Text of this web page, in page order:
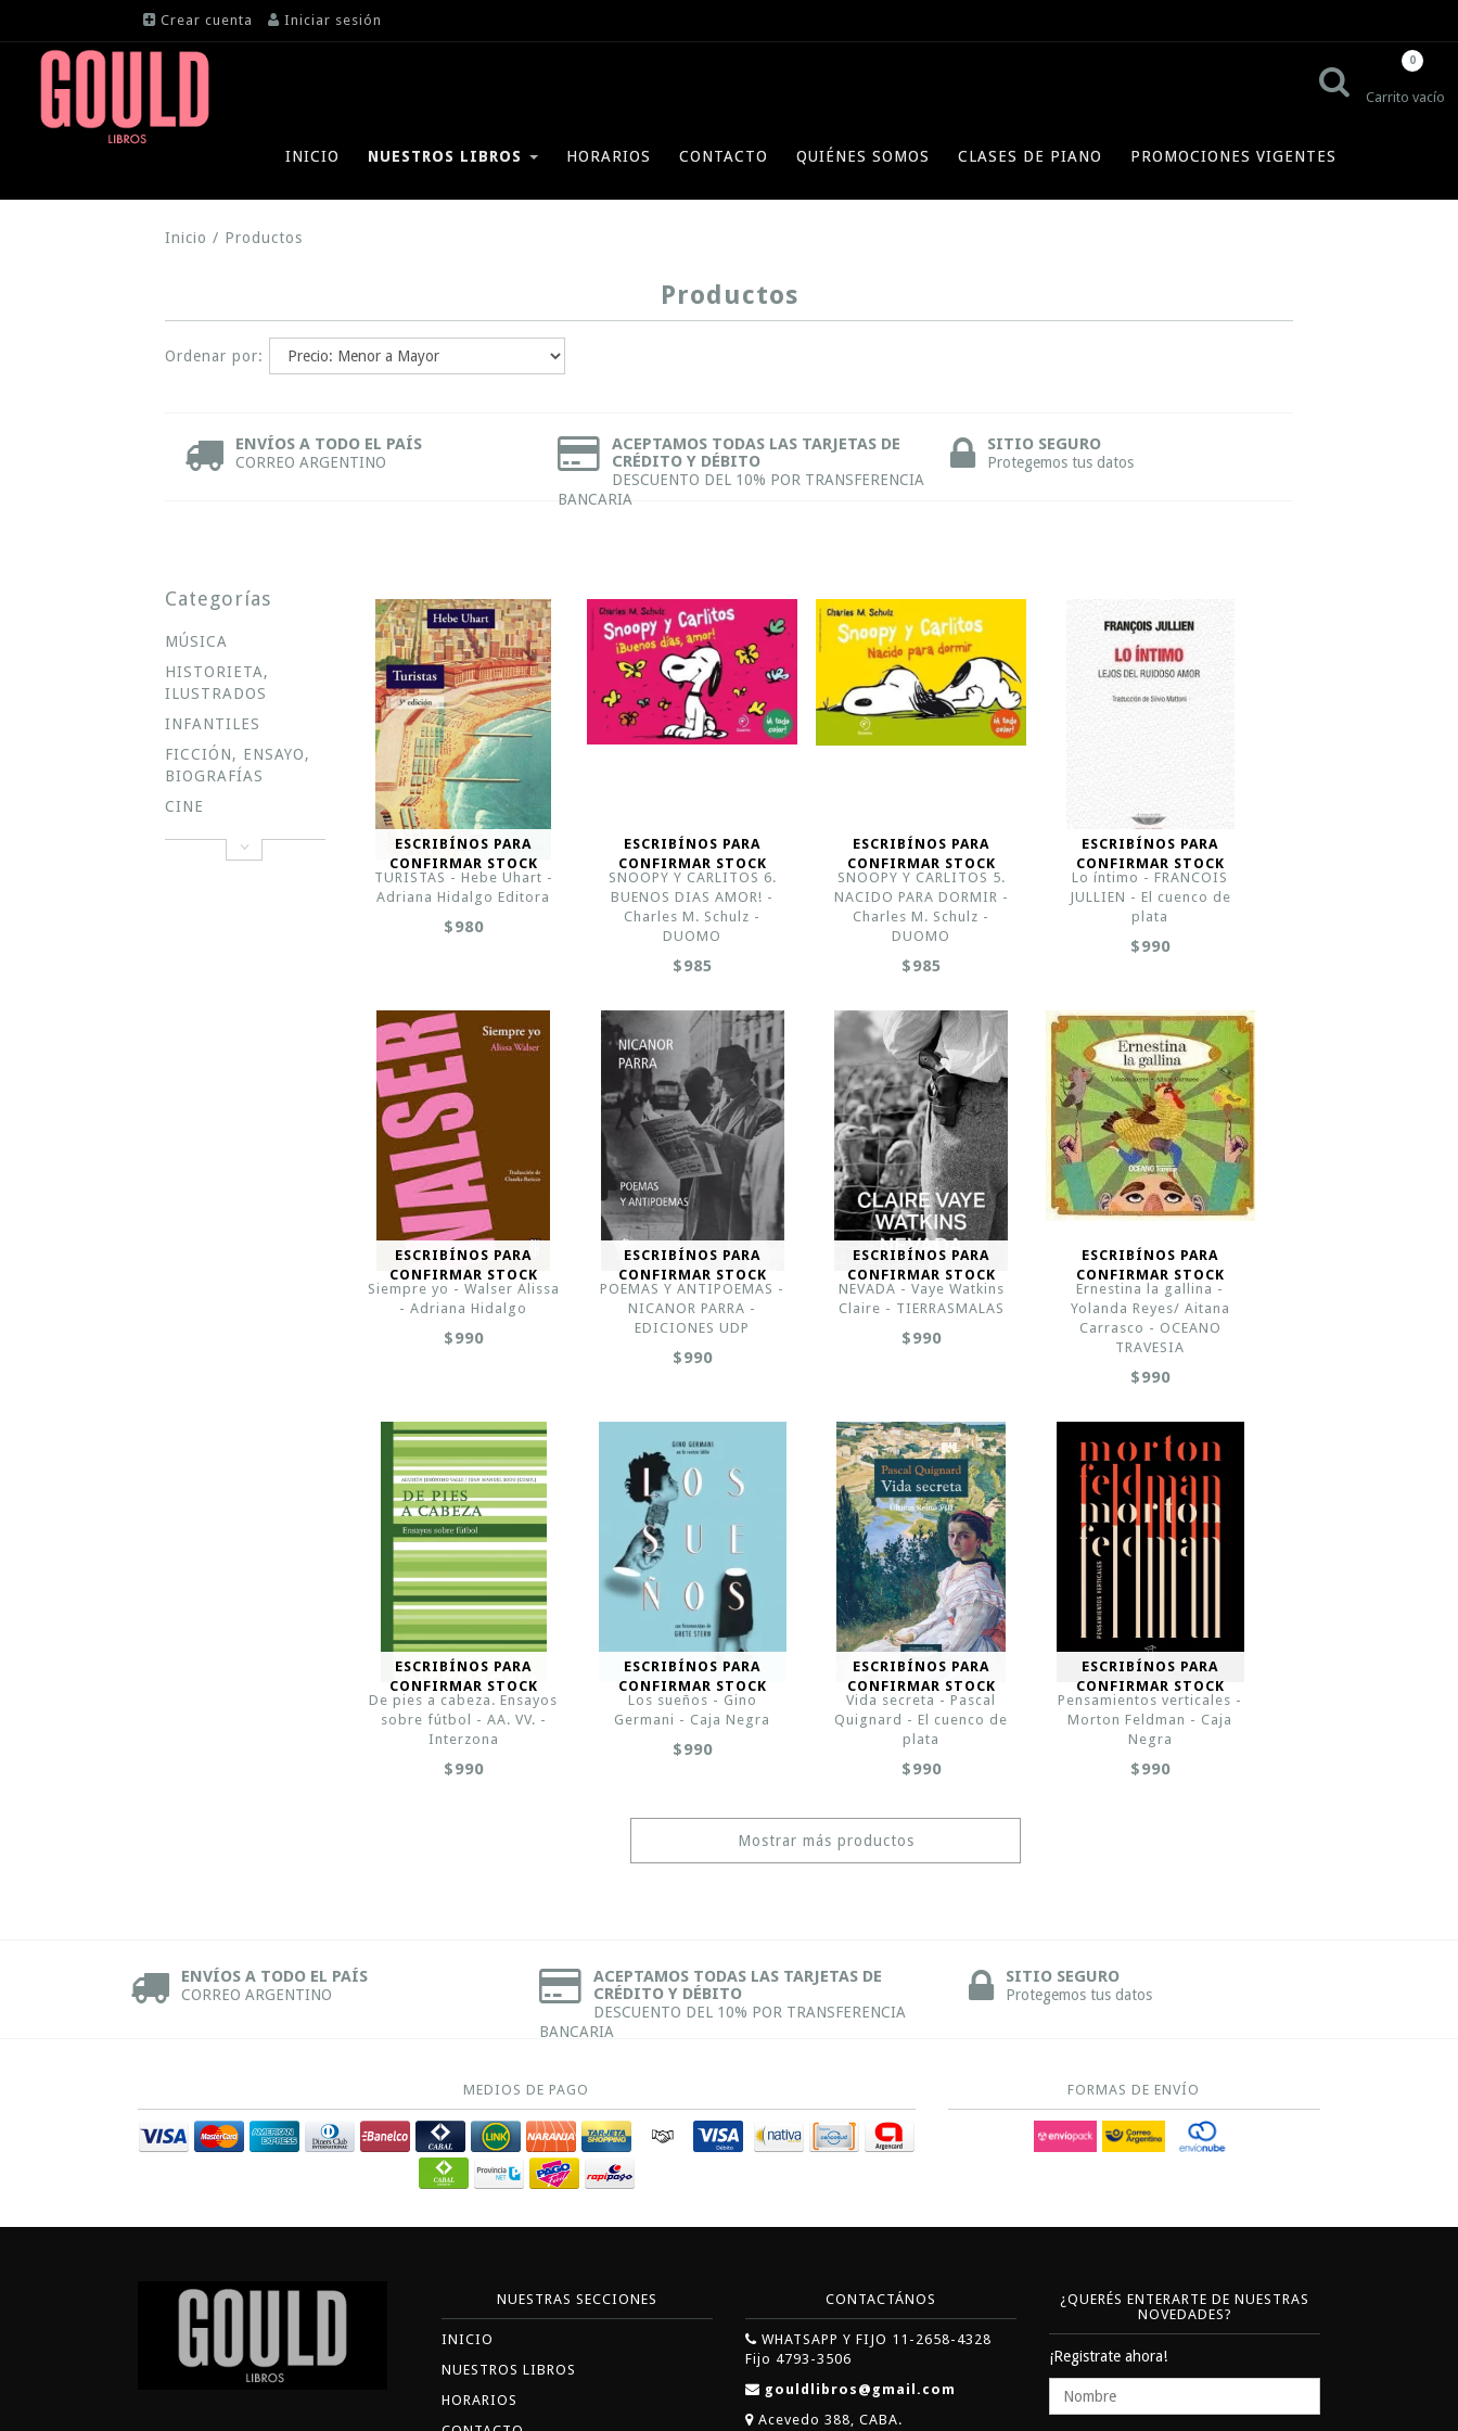
Crear cuenta Iniciar sesión
Carrito vacío
0
INICIO NUESTROS LIBROS HORARIOS CONTACTO QUIÉNES SOMOS CLASES DE PIANO PROMOCIONES VIGENTES
Inicio / Productos
Productos
Ordenar por:
ENVÍOS A TODO EL PAÍS
CORREO ARGENTINO
ACEPTAMOS TODAS LAS TARJETAS DE
CRÉDITO Y DÉBITO
DESCUENTO DEL 10% POR TRANSFERENCIA
BANCARIA
SITIO SEGURO
Protegemos tus datos
Categorías
MÚSICA
HISTORIETA,
ILUSTRADOS
INFANTILES
FICCIÓN, ENSAYO,
BIOGRAFÍAS
CINE
ESCRIBÍNOS PARA
CONFIRMAR STOCK
TURISTAS - Hebe Uhart -
Adriana Hidalgo Editora
$980
ESCRIBÍNOS PARA
CONFIRMAR STOCK
SNOOPY Y CARLITOS 6.
BUENOS DIAS AMOR! -
Charles M. Schulz -
DUOMO
$985
ESCRIBÍNOS PARA
CONFIRMAR STOCK
SNOOPY Y CARLITOS 5.
NACIDO PARA DORMIR -
Charles M. Schulz -
DUOMO
$985
ESCRIBÍNOS PARA
CONFIRMAR STOCK
Lo íntimo - FRANCOIS
JULLIEN - El cuenco de
plata
$990
ESCRIBÍNOS PARA
CONFIRMAR STOCK
Siempre yo - Walser Alissa
- Adriana Hidalgo
$990
ESCRIBÍNOS PARA
CONFIRMAR STOCK
POEMAS Y ANTIPOEMAS -
NICANOR PARRA -
EDICIONES UDP
$990
ESCRIBÍNOS PARA
CONFIRMAR STOCK
NEVADA - Vaye Watkins
Claire - TIERRASMALAS
$990
ESCRIBÍNOS PARA
CONFIRMAR STOCK
Ernestina la gallina -
Yolanda Reyes/ Aitana
Carrasco - OCEANO
TRAVESIA
$990
ESCRIBÍNOS PARA
CONFIRMAR STOCK
De pies a cabeza. Ensayos
sobre fútbol - AA. VV. -
Interzona
$990
ESCRIBÍNOS PARA
CONFIRMAR STOCK
Los sueños - Gino
Germani - Caja Negra
$990
ESCRIBÍNOS PARA
CONFIRMAR STOCK
Vida secreta - Pascal
Quignard - El cuenco de
plata
$990
ESCRIBÍNOS PARA
CONFIRMAR STOCK
Pensamientos verticales -
Morton Feldman - Caja
Negra
$990
Mostrar más productos
ENVÍOS A TODO EL PAÍS
CORREO ARGENTINO
ACEPTAMOS TODAS LAS TARJETAS DE
CRÉDITO Y DÉBITO
DESCUENTO DEL 10% POR TRANSFERENCIA
BANCARIA
SITIO SEGURO
Protegemos tus datos
MEDIOS DE PAGO FORMAS DE ENVÍO
NUESTRAS SECCIONES
INICIO
NUESTROS LIBROS
HORARIOS
CONTACTÁNOS
WHATSAPP Y FIJO 11-2658-4328
Fijo 4793-3506
gouldlibros@gmail.com
Acevedo 388, CABA.
¿QUERÉS ENTERARTE DE NUESTRAS
NOVEDADES?
¡Registrate ahora!